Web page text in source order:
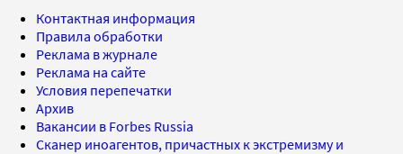
Контактная информация
Правила обработки
Реклама в журнале
Реклама на сайте
Условия перепечатки
Архив
Вакансии в Forbes Russia
Сканер иноагентов, причастных к экстремизму и